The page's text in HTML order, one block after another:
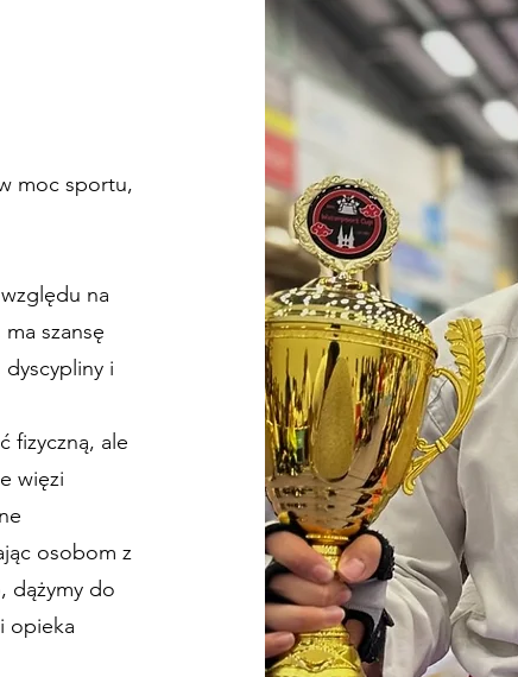
moc sportu,
na
szansę
i
fizyczną, ale
więzi
osobom z
dążymy do
opieka